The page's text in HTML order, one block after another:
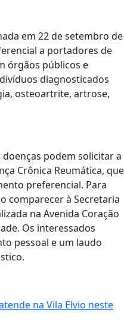
em 22 de setembro de
a portadores de
órgãos públicos e
diagnosticados
osteoartrite, artrose,
podem solicitar a
Crônica Reumática, que
preferencial. Para
comparecer à Secretaria
na Avenida Coração
Os interessados
pessoal e um laudo
na Vila Elvio neste